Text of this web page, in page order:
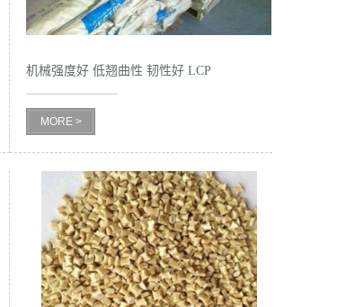
机械强度好 低翘曲性 韧性好 LCP
LAPEROS A150F
MORE >